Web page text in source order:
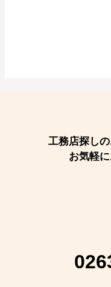
工務店探しの
お気軽